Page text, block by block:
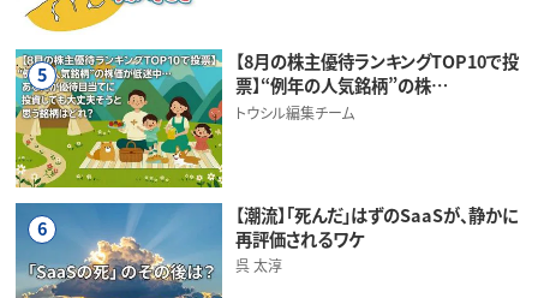
5
【8月の株主優待ランキングTOP10で投
票】“例年の人気銘柄”の株…
トウシル編集チーム
6
【潮流】「死んだ」はずのSaaSが、静かに
再評価されるワケ
呉 太淳